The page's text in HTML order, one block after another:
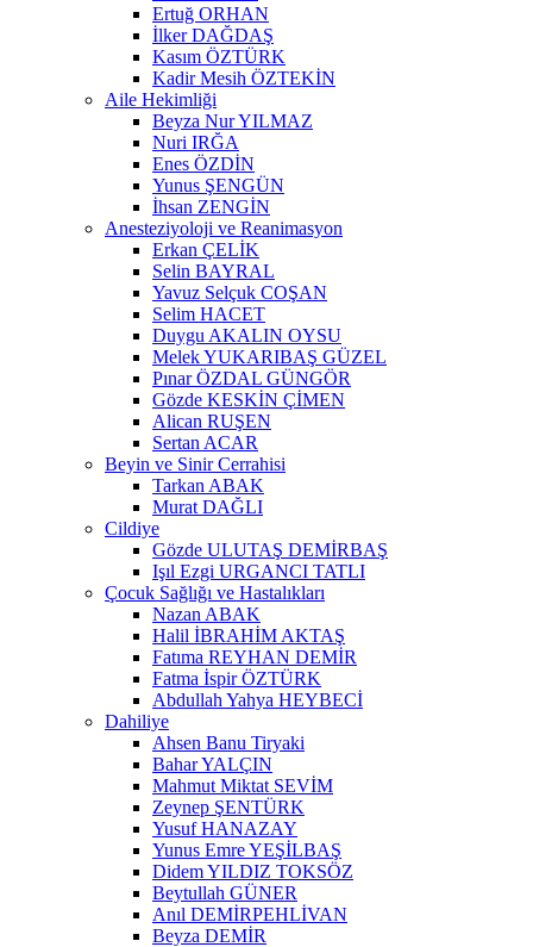
Ertuğ ORHAN
İlker DAĞDAŞ
Kasım ÖZTÜRK
Kadir Mesih ÖZTEKİN
Aile Hekimliği
Beyza Nur YILMAZ
Nuri IRĞA
Enes ÖZDİN
Yunus ŞENGÜN
İhsan ZENGİN
Anesteziyoloji ve Reanimasyon
Erkan ÇELİK
Selin BAYRAL
Yavuz Selçuk COŞAN
Selim HACET
Duygu AKALIN OYSU
Melek YUKARIBAŞ GÜZEL
Pınar ÖZDAL GÜNGÖR
Gözde KESKİN ÇİMEN
Alican RUŞEN
Sertan ACAR
Beyin ve Sinir Cerrahisi
Tarkan ABAK
Murat DAĞLI
Cildiye
Gözde ULUTAŞ DEMİRBAŞ
Işıl Ezgi URGANCI TATLI
Çocuk Sağlığı ve Hastalıkları
Nazan ABAK
Halil İBRAHİM AKTAŞ
Fatıma REYHAN DEMİR
Fatma İspir ÖZTÜRK
Abdullah Yahya HEYBECİ
Dahiliye
Ahsen Banu Tiryaki
Bahar YALÇIN
Mahmut Miktat SEVİM
Zeynep ŞENTÜRK
Yusuf HANAZAY
Yunus Emre YEŞİLBAŞ
Didem YILDIZ TOKSÖZ
Beytullah GÜNER
Anıl DEMİRPEHLİVAN
Beyza DEMİR